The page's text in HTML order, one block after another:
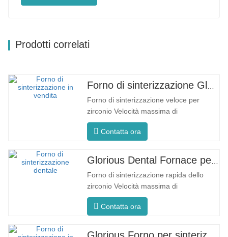
Prodotti correlati
Forno di sinterizzazione veloce per
zirconio Velocità massima di
riscaldamento 80°C/min F5 massimo
Processo innovativo Temperatura
velocità di riscaldamento massima di
circonferenziale a 360° garantisce una
temperatura uniforme…
Contatta ora
Forno di sinterizzazione rapida dello
zirconio Velocità massima di
riscaldamento 200°C/min F5 Pro
Processo innovativo Temperatura
velocità di riscaldamento massima di
Contatta ora